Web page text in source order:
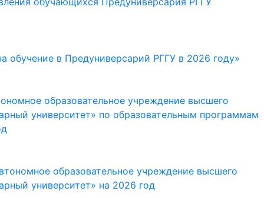
обучение в Предуниверсарий РГГУ в 2026 году»
образовательное учреждение высшего
университет» по образовательным программам
образовательное учреждение высшего
университет» на 2026 год